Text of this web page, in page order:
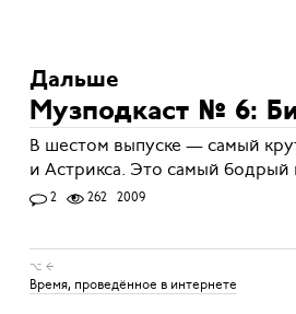
Дальше
Музподкаст № 6:
В шестом выпуске — самый
и Астрикса. Это самый бодрый
2 262 2009
⌥ ←
Время, проведённое в интернете